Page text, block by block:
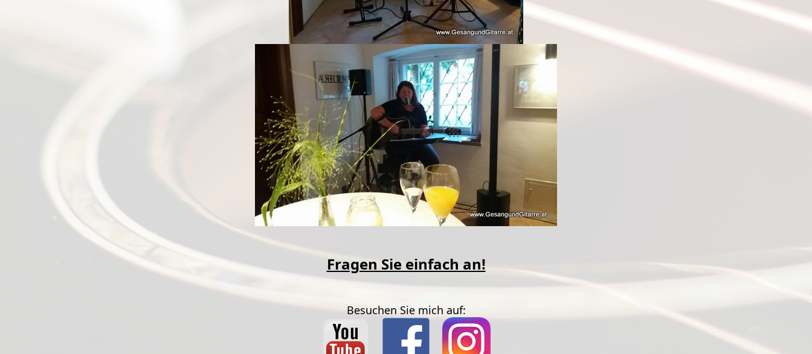
Fragen Sie einfach an!
Besuchen Sie mich auf: